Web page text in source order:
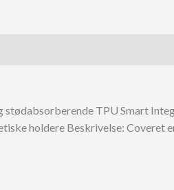
TPU Smart
holdere Beskrivelse: Coveret